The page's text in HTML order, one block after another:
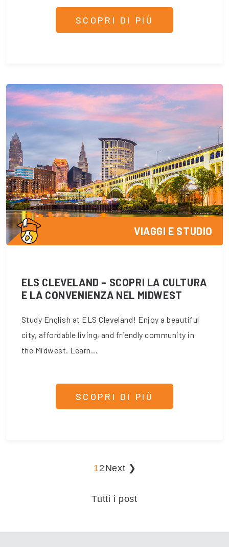
SCOPRI DI PIÙ
VIAGGI E STUDIO
ELS CLEVELAND – SCOPRI LA CULTURA
E LA CONVENIENZA NEL MIDWEST
Study English at ELS Cleveland! Enjoy a beautiful
city, affordable living, and friendly community in
the Midwest. Learn...
SCOPRI DI PIÙ
12 Next ❯
Tutti i post